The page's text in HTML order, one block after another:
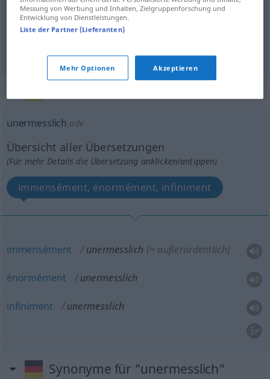
énorme unermesslichMenge
unermesslich adv
Übersicht aller Übersetzungen
(Für mehr Details die Übersetzung anklicken/antippen)
immensément, énormément, infiniment
immensément unermesslich (≈ außerordentlich)
énormément unermesslich
infiniment unermesslich
Synonyme für "unermesslich"
Messung von Werbung und Inhalten, Zielgruppenforschung und
Entwicklung von Dienstleistungen.
Liste der Partner (Lieferanten)
Mehr Optionen Akzeptieren